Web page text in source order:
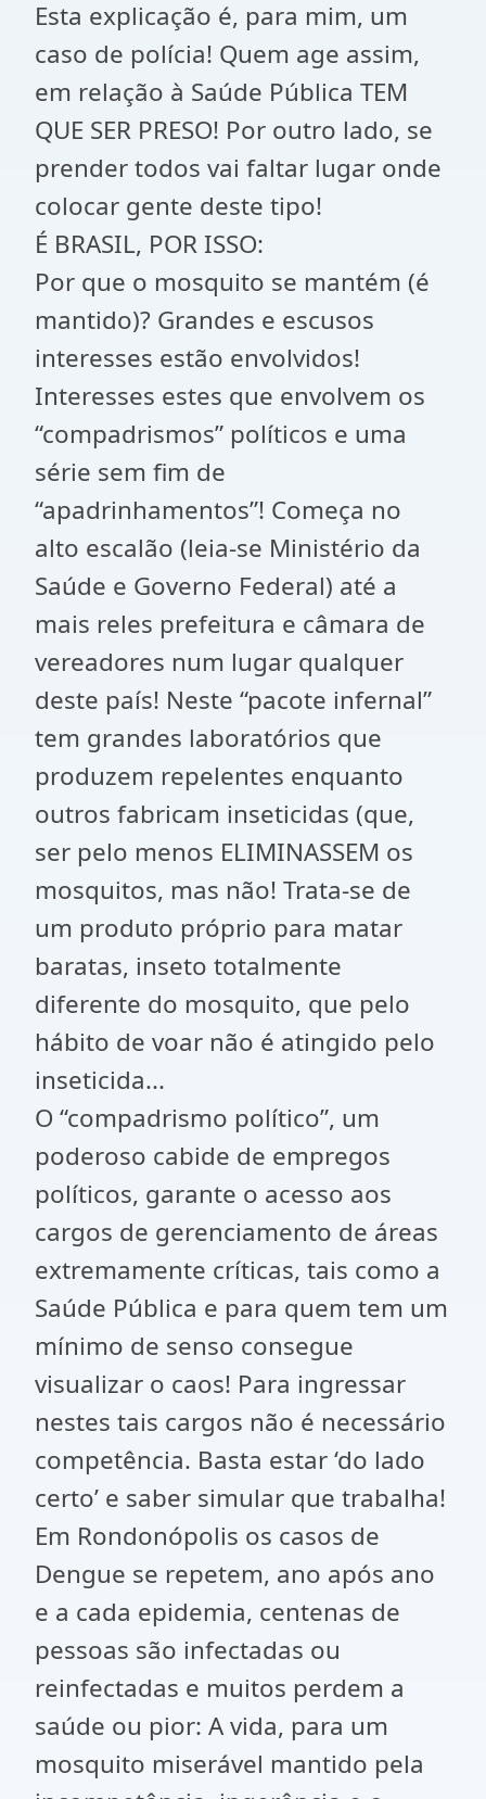
Esta explicação é, para mim, um
caso de polícia! Quem age assim,
em relação à Saúde Pública TEM
QUE SER PRESO! Por outro lado, se
prender todos vai faltar lugar onde
colocar gente deste tipo!
É BRASIL, POR ISSO:
Por que o mosquito se mantém (é
mantido)? Grandes e escusos
interesses estão envolvidos!
Interesses estes que envolvem os
“compadrismos” políticos e uma
série sem fim de
“apadrinhamentos”! Começa no
alto escalão (leia-se Ministério da
Saúde e Governo Federal) até a
mais reles prefeitura e câmara de
vereadores num lugar qualquer
deste país! Neste “pacote infernal”
tem grandes laboratórios que
produzem repelentes enquanto
outros fabricam inseticidas (que,
ser pelo menos ELIMINASSEM os
mosquitos, mas não! Trata-se de
um produto próprio para matar
baratas, inseto totalmente
diferente do mosquito, que pelo
hábito de voar não é atingido pelo
inseticida...
O “compadrismo político”, um
poderoso cabide de empregos
políticos, garante o acesso aos
cargos de gerenciamento de áreas
extremamente críticas, tais como a
Saúde Pública e para quem tem um
mínimo de senso consegue
visualizar o caos! Para ingressar
nestes tais cargos não é necessário
competência. Basta estar ‘do lado
certo’ e saber simular que trabalha!
Em Rondonópolis os casos de
Dengue se repetem, ano após ano
e a cada epidemia, centenas de
pessoas são infectadas ou
reinfectadas e muitos perdem a
saúde ou pior: A vida, para um
mosquito miserável mantido pela